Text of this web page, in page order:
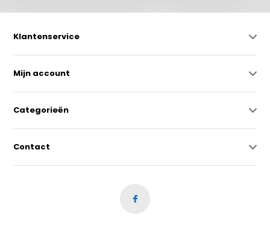
Klantenservice
Mijn account
Categorieën
Contact